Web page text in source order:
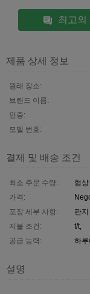
최고의
제품 상세 정보
원래 장소:
브랜드 이름:
인증:
모델 번호:
결제 및 배송 조건
최소 주문 수량:
협상
가격:
포장 세부 사항:
판
지불 조건:
t/t,
공급 능력:
하
설명